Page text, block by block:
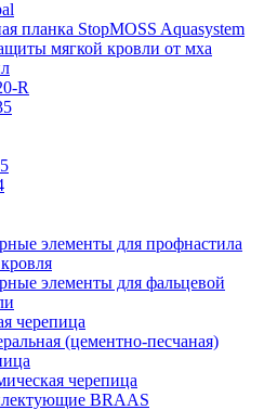
планка StopMOSS Aquasystem
мягкой кровли от мха
R
элементы для профнастила
элементы для фальцевой
черепица
(цементно-песчаная)
черепица
BRAAS